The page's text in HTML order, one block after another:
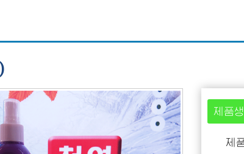
제품
제